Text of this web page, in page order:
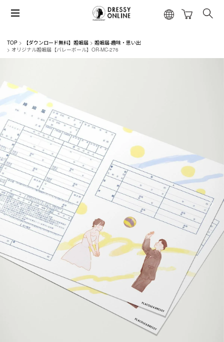
TOP 【ダウンロード無料】婚姻届
婚姻届-趣味・思い出
オリジナル婚姻届【バレーボール】OR-MC-276